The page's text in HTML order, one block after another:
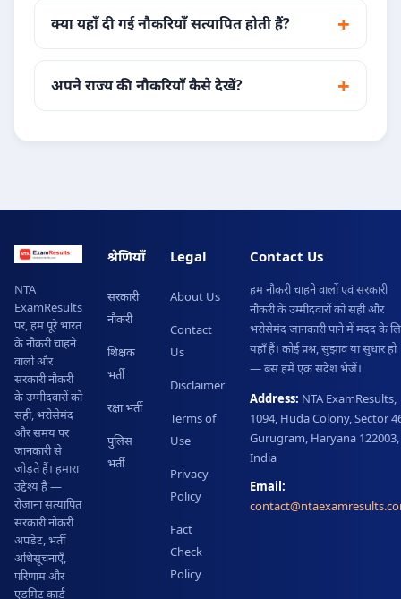
क्या यहाँ दी गई नौकरियाँ सत्यापित होती हैं?
अपने राज्य की नौकरियाँ कैसे देखें?
NTA
ExamResults
पर, हम पूरे भारत
के नौकरी चाहने
वालों और
सरकारी नौकरी
के उम्मीदवारों को
सही, भरोसेमंद
और समय पर
जानकारी से
जोड़ते हैं। हमारा
उद्देश्य है —
रोज़ाना सत्यापित
सरकारी नौकरी
अपडेट, भर्ती
अधिसूचनाएँ,
परिणाम और
एडमिट कार्ड
श्रेणियाँ
सरकारी
नौकरी
शिक्षक
भर्ती
रक्षा भर्ती
पुलिस
भर्ती
Legal
About Us
Contact
Us
Disclaimer
Terms of
Use
Privacy
Policy
Fact
Check
Policy
Contact Us
हम नौकरी चाहने वालों एवं सरकारी
नौकरी के उम्मीदवारों को सही और
भरोसेमंद जानकारी पाने में मदद के
यहाँ हैं। कोई प्रश्न, सुझाव या सुधार हो
— बस हमें एक संदेश भेजें।
Address: NTA ExamResults,
1094, Huda Colony, Sector
Gurugram, Haryana 122003,
India
Email: